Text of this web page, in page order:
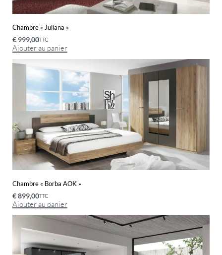
Chambre « Juliana »
€ 999,00TTC
Ajouter au panier
Chambre « Borba AOK »
€899,00TTC
Ajouter au panier